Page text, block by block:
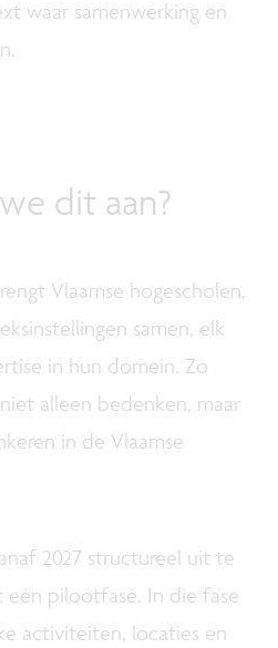
waar samenwerking en
dit aan?
Vlaamse hogescholen,
samen, elk
in hun domein. Zo
alleen bedenken, maar
in de Vlaamse
2027 structureel uit te
pilootfase. In die fase
activiteiten, locaties en